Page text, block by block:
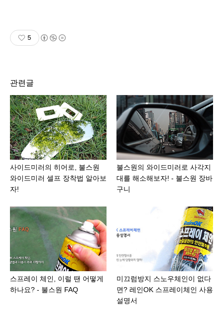
5
관련글
사이드미러의 히어로, 불스원
와이드미러 셀프 장착법 알아보
자!
불스원의 와이드미러로 사각지
대를 해소해보자! - 불스원 장바
구니
스프레이 체인, 이럴 땐 어떻게
하나요? - 불스원 FAQ
미끄럼방지 스노우체인이 없다
면? 레인OK 스프레이체인 사용
설명서